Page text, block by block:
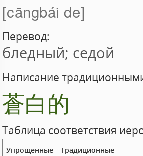
cāngbái de
Перевод:
бледный; седой
Написание
蒼白的
Таблица соответствия
Упрощенные Традиционные